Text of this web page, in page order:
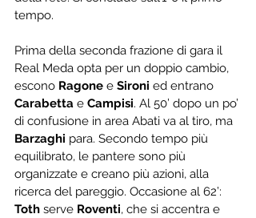
tempo.
Prima della seconda frazione di gara il
Real Meda opta per un doppio cambio,
escono Ragone e Sironi ed entrano
Carabetta e Campisi. Al 50’ dopo un po’
di confusione in area Abati va al tiro, ma
Barzaghi para. Secondo tempo più
equilibrato, le pantere sono più
organizzate e creano più azioni, alla
ricerca del pareggio. Occasione al 62’:
Toth serve Roventi, che si accentra e